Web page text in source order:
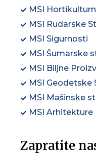
MSI
MSI Rudarske
MSI Sigurnosti
MSI Šumarske
MSI Biljne
MSI Geodetske
MSI Mašinske
MSI Arhitekture
Zapratite